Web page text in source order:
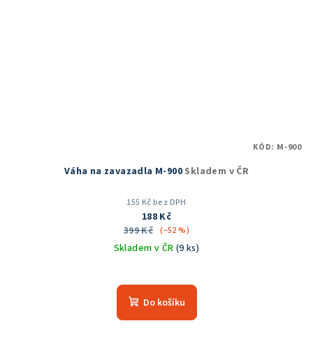
Váha na zavazadla M-900 Skladem v ČR
155 Kč bez DPH
188 Kč
399 Kč (–52 %)
Skladem v ČR (9 ks)
hodnocení
produktu
Do košíku
KÓD: M-900